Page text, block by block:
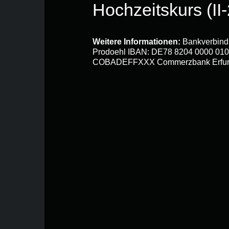
Hochzeitskurs
Weitere Informationen:
Prodoehl IBAN: DE78 8204 0000
COBADEFFXXX Commerzbank